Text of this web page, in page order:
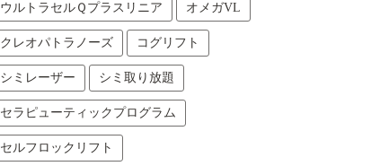
ウルトラセルＱプラスリニア オメガVL
クレオパトラノーズ コグリフト
シミレーザー シミ取り放題
セラピューティックプログラム
セルフロックリフト